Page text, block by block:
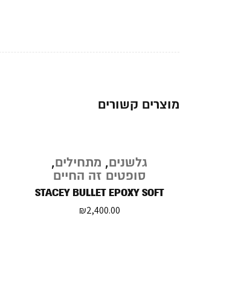
מוצרים קשורים
גלשנים, מתחילים,
סופטים זה החיים
STACEY BULLET EPOXY SOFT
₪2,400.00